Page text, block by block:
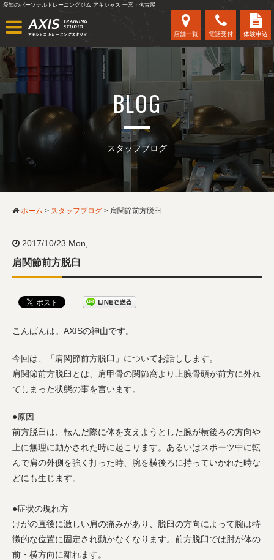
愛知のパーソナルトレーニングジム アキシャス 一宮・名古屋
店舗一覧 電話受付 体験申込
BLOG
スタッフブログ
ホーム > スタッフブログ > 肩関節前方脱臼
2017/10/23 Mon,
肩関節前方脱臼
こんばんは。AXISの神山です。
今回は、「肩関節前方脱臼」についてお話しします。
肩関節前方脱臼とは、肩甲骨の関節窩より上腕骨頭が前方に外れ
てしまった状態の事を言います。
●原因
前方脱臼は、転んだ際に体を支えようとした腕が横後ろの方向や
上に無理に動かされた時に起こります。あるいはスポーツ中に転
んで肩の外側を強く打った時、腕を横後ろに持っていかれた時な
どにも生じます。
●症状の現れ方
けがの直後に激しい肩の痛みがあり、脱臼の方向によって腕は特
徴的な位置に固定され動かなくなります。前方脱臼では肘が体の
前・横方向に離れます。